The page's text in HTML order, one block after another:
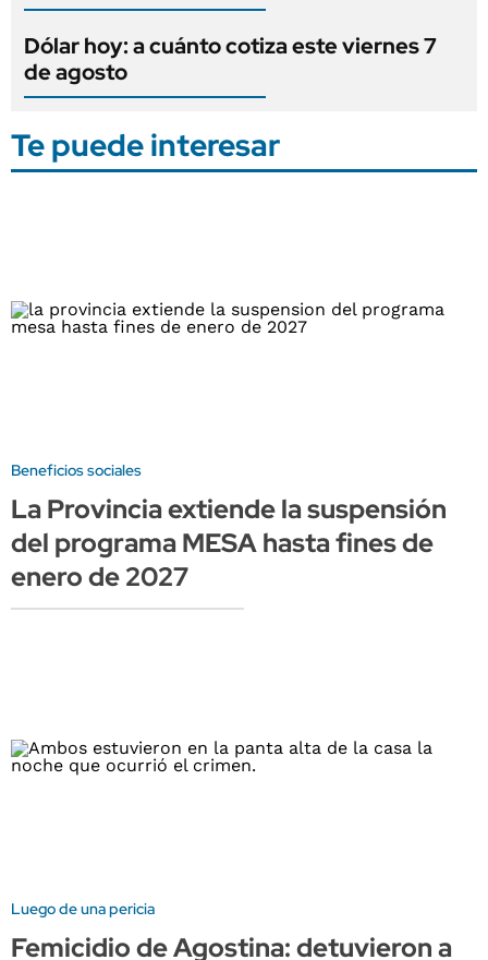
Dólar hoy: a cuánto cotiza este viernes 7
de agosto
Te puede interesar
Beneficios sociales
La Provincia extiende la suspensión
del programa MESA hasta fines de
enero de 2027
Luego de una pericia
Femicidio de Agostina: detuvieron a